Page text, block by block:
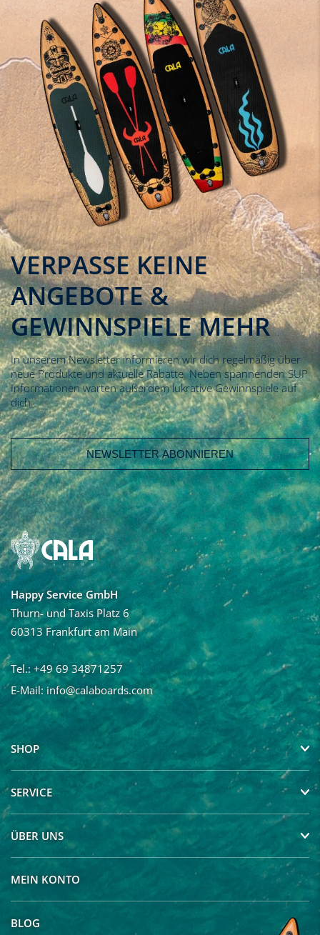
VERPASSE KEINE
ANGEBOTE &
GEWINNSPIELE MEHR
In unserem Newsletter informieren wir dich regelmäßig über
neue Produkte und aktuelle Rabatte. Neben spannenden SUP
Informationen warten außerdem lukrative Gewinnspiele auf
dich.
E-Mail Adresse
Vorname
Nachname
Ja, ich möchte den Newsletter von Calaboards erhalten
und regelmäßig mit Neuigkeiten und über Angebote
informiert werden. Die Abmeldung vom Newsletter ist
jederzeit möglich.
Happy Service GmbH
Thurn- und Taxis Platz 6
60313 Frankfurt am Main
Tel.: +49 69 34871257
E-Mail: info@calaboards.com
SHOP
SERVICE
ÜBER UNS
MEIN KONTO
BLOG